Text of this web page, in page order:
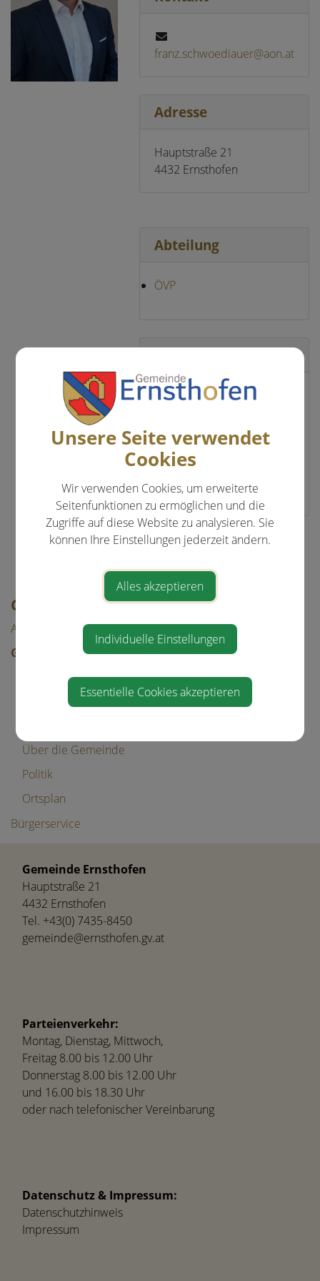
GEMEINDE & BÜRGERSERVICE
Aktuelles
Gemeinde
Mitarbeiter
Gemeinderat
Über die Gemeinde
Politik
Ortsplan
Bürgerservice
franz.schwoediauer@aon.at
Adresse
Hauptstraße 21
4432 Ernsthofen
Abteilung
ÖVP
Bauauschuss
Mittelschulgemeinde St.
Valentin
Vertreter Polytechnische
Schulgemeinde St. Valentin
⇐ zurück
Gemeinde Ernsthofen
Hauptstraße 21
4432 Ernsthofen
Tel. +43(0) 7435-8450
gemeinde@ernsthofen.gv.at
Parteienverkehr:
Montag, Dienstag, Mittwoch,
Freitag 8.00 bis 12.00 Uhr
Donnerstag 8.00 bis 12.00 Uhr
und 16.00 bis 18.30 Uhr
oder nach telefonischer Vereinbarung
Datenschutz & Impressum:
Datenschutzhinweis
Impressum
Unsere Seite verwendet
Cookies
Wir verwenden Cookies, um erweiterte
Seitenfunktionen zu ermöglichen und die
Zugriffe auf diese Website zu analysieren. Sie
können Ihre Einstellungen jederzeit ändern.
Alles akzeptieren
Individuelle Einstellungen
Essentielle Cookies akzeptieren